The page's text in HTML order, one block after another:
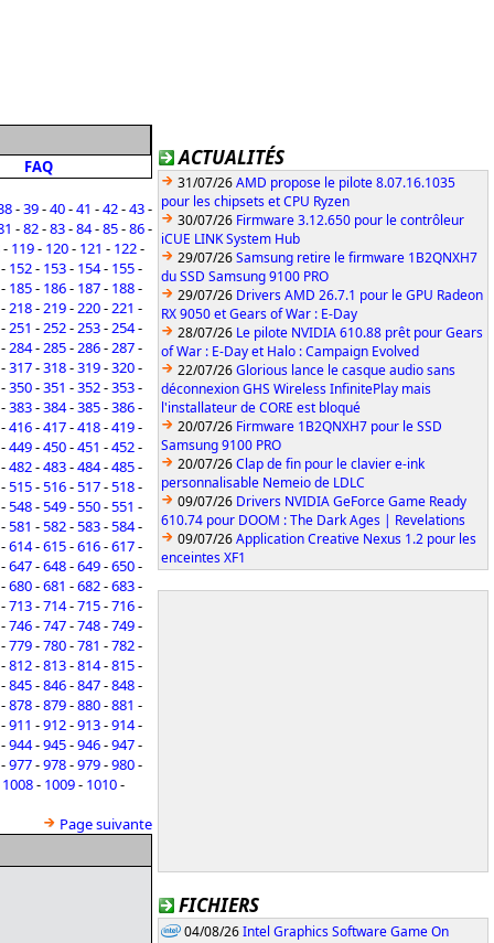
ACTUALITÉS
31/07/26AMD propose le pilote 8.07.16.1035
pour les chipsets et CPU Ryzen
30/07/26 Firmware 3.12.650 pour le contrôleur
iCUE LINK System Hub
29/07/26Samsung retire le firmware 1B2QNXH7
du SSD Samsung 9100 PRO
29/07/26 Drivers AMD 26.7.1 pour le GPU Radeon
RX 9050 et Gears of War : E-Day
28/07/26 Le pilote NVIDIA 610.88 prêt pour Gears
of War : E-Day et Halo : Campaign Evolved
22/07/26Glorious lance le casque audio sans
déconnexion GHS Wireless InfinitePlay mais
l'installateur de CORE est bloqué
20/07/26 Firmware 1B2QNXH7 pour le SSD
Samsung 9100 PRO
20/07/26Clap de fin pour le clavier e-ink
personnalisable Nemeio de LDLC
09/07/26 Drivers NVIDIA GeForce Game Ready
610.74 pour DOOM : The Dark Ages | Revelations
09/07/26Application Creative Nexus 1.2 pour les
enceintes XF1
FICHIERS
04/08/26Intel Graphics Software Game On
FAQ
-39-40-41 -42-43-
-82-83-84-85-86-
- 119- 120- 121 - 122-
- 152- 153- 154- 155-
185- 186- 187- 188-
-218-219-220-221 -
-251 -252-253-254-
-284-285-286-287-
-317-318-319-320-
-350-351 -352-353-
-383-384-385-386-
-416-417-418-419-
-449-450-451 -452-
-482-483-484-485-
515-516-517-518-
-548-549-550-551 -
-581 -582-583-584-
-614-615-616-617-
-647-648-649-650-
-680-681 -682-683-
-713-714-715-716-
-746-747-748-749-
-779-780-781 -782-
-812-813-814-815-
845-846-847-848-
-878-879-880-881 -
-911 -912-913-914-
-944-945-946-947-
-977-978-979-980-
1008- 1009- 1010-
Page suivante